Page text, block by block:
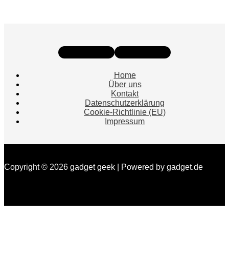
Home
Über uns
Kontakt
Datenschutzerklärung
Cookie-Richtlinie (EU)
Impressum
Copyright © 2026 gadget geek | Powered by gadget.de